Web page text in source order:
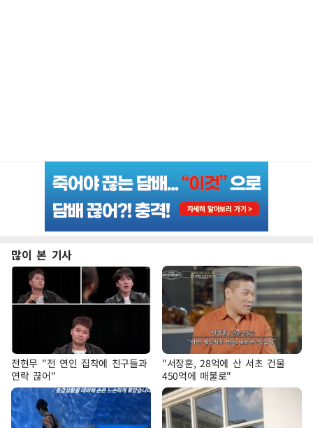
많이 본 기사
전현무 "전 연인 집착에 친구들과
연락 끊어"
"서장훈, 28억에 산 서초 건물
450억에 매물로"